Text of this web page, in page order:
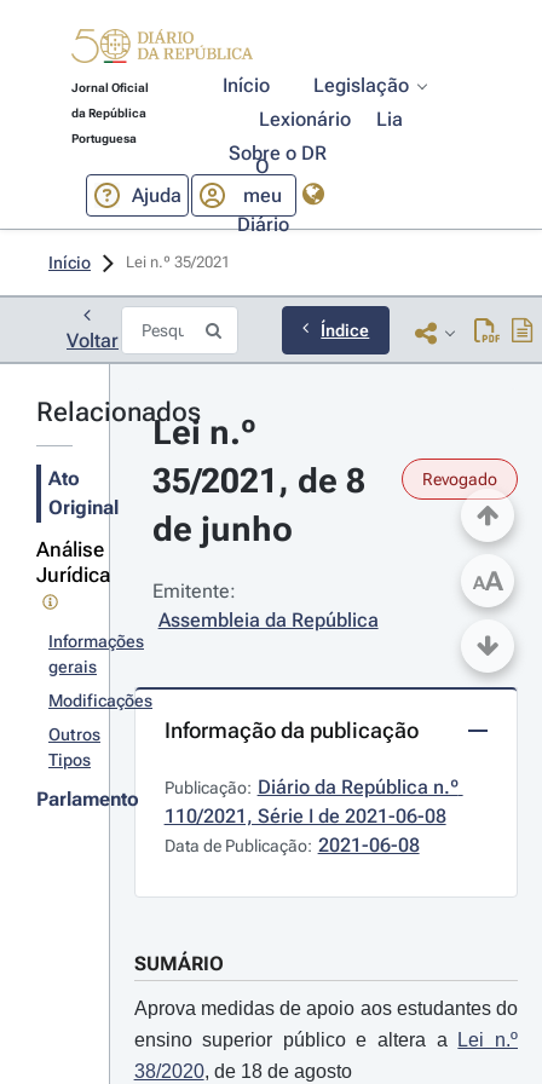
Jornal Oficial
da República
Portuguesa
Início
Legislação
Lexionário
Lia
Sobre o DR
Ajuda
O
meu
Diário
Início Lei n.º 35/2021
Voltar Índice
Relacionados
Ato
Original
Análise
Jurídica
Informações
gerais
Modificações
Outros
Tipos
Parlamento
Lei n.º
35/2021, de 8
de junho
Revogado
Emitente:
Assembleia da República
Informação da publicação
Publicação: Diário da República n.º
110/2021, Série I de 2021-06-08
Data de Publicação: 2021-06-08
SUMÁRIO
Aprova medidas de apoio aos estudantes do
ensino superior público e altera a
Lei n.º
38/2020, de 18 de agosto
AA